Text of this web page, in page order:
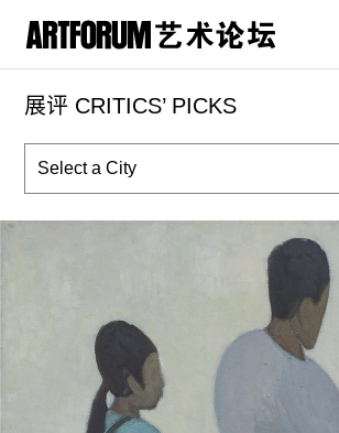
artguide
新闻
展评
杂志
ENGLISH
ART & EDUCATION
展评 CRITICS’ PICKS